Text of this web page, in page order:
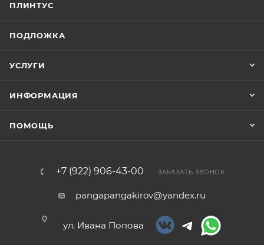
ПЛИНТУС
ПОДЛОЖКА
УСЛУГИ
ИНФОРМАЦИЯ
ПОМОЩЬ
+7 (922) 906-43-00 ЗАКАЗАТЬ ЗВОНОК
pangapangakirov@yandex.ru
ул. Ивана Попова